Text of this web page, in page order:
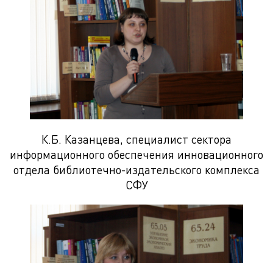
К.Б. Казанцева, специалист сектора
информационного обеспечения инновационного
отдела библиотечно-издательского комплекса
СФУ